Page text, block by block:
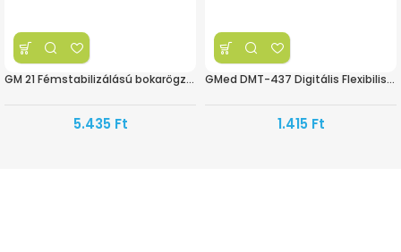
GM 21 Fémstabilizálású bokarögzítő
5.435 Ft
GMed DMT-437 Digitális Flexibilis Lázmérő – Kacsa
1.415 Ft